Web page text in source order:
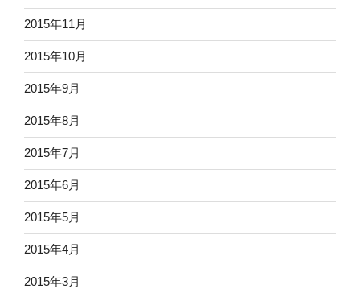
2015年11月
2015年10月
2015年9月
2015年8月
2015年7月
2015年6月
2015年5月
2015年4月
2015年3月